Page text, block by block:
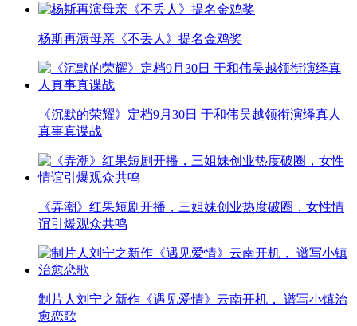
杨斯再演母亲《不丢人》提名金鸡奖
《沉默的荣耀》定档9月30日 于和伟吴越领衔演绎真人
真事真谍战
《弄潮》红果短剧开播，三姐妹创业热度破圈，女性情
谊引爆观众共鸣
制片人刘宁之新作《遇见爱情》云南开机， 谱写小镇治
愈恋歌